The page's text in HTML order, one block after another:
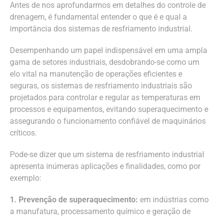
Antes de nos aprofundarmos em detalhes do controle de
drenagem, é fundamental entender o que é e qual a
importância dos sistemas de resfriamento industrial.
Desempenhando um papel indispensável em uma ampla
gama de setores industriais, desdobrando-se como um
elo vital na manutenção de operações eficientes e
seguras, os sistemas de resfriamento industriais são
projetados para controlar e regular as temperaturas em
processos e equipamentos, evitando superaquecimento e
assegurando o funcionamento confiável de maquinários
críticos.
Pode-se dizer que um sistema de resfriamento industrial
apresenta inúmeras aplicações e finalidades, como por
exemplo:
1. Prevenção de superaquecimento: em indústrias como
a manufatura, processamento químico e geração de